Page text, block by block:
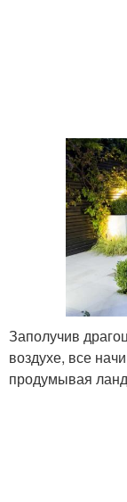
Заполучив
воздухе, все
продумывая